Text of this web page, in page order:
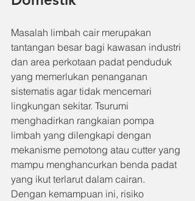
Masalah limbah cair merupakan
tantangan besar bagi kawasan industri
dan area perkotaan padat penduduk
yang memerlukan penanganan
sistematis agar tidak mencemari
lingkungan sekitar. Tsurumi
menghadirkan rangkaian pompa
limbah yang dilengkapi dengan
mekanisme pemotong atau cutter yang
mampu menghancurkan benda padat
yang ikut terlarut dalam cairan.
Dengan kemampuan ini, risiko